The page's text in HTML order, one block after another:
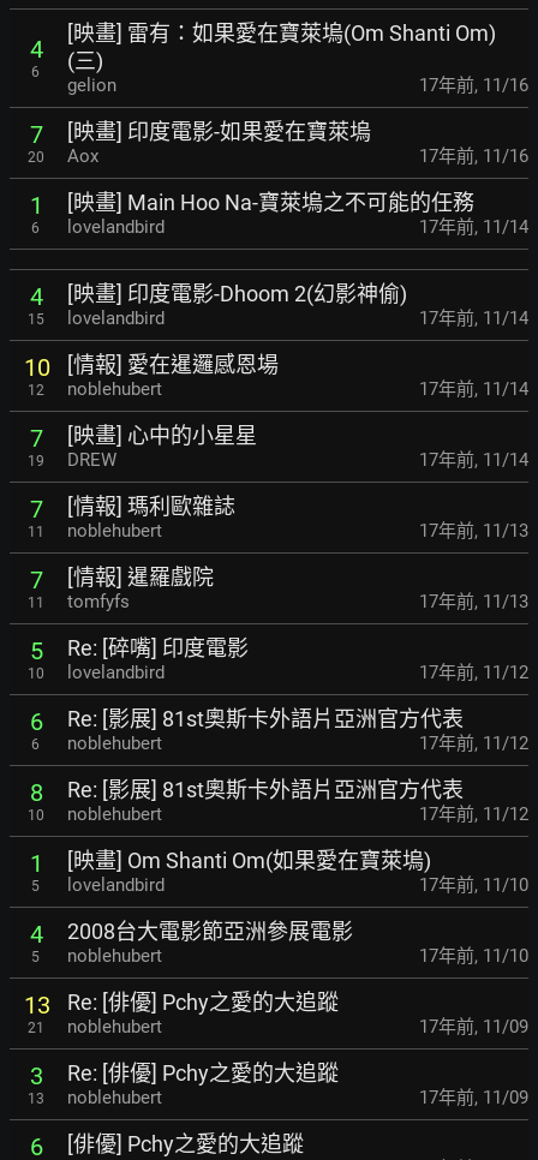
4
6
[映畫] 雷有：如果愛在寶萊塢(Om Shanti Om)
(三)
gelion 17年前, 11/16
7
20
[映畫] 印度電影-如果愛在寶萊塢
Aox 17年前, 11/16
1
6
[映畫] Main Hoo Na-寶萊塢之不可能的任務
lovelandbird 17年前, 11/14
4
15
[映畫] 印度電影-Dhoom 2(幻影神偷)
lovelandbird 17年前, 11/14
10
12
[情報] 愛在暹邏感恩場
noblehubert 17年前, 11/14
7
19
[映畫] 心中的小星星
DREW 17年前, 11/14
7
11
[情報] 瑪利歐雜誌
noblehubert 17年前, 11/13
7
11
[情報] 暹羅戲院
tomfyfs 17年前, 11/13
5
10
Re: [碎嘴] 印度電影
lovelandbird 17年前, 11/12
6
6
Re: [影展] 81st奧斯卡外語片亞洲官方代表
noblehubert 17年前, 11/12
8
10
Re: [影展] 81st奧斯卡外語片亞洲官方代表
noblehubert 17年前, 11/12
1
5
[映畫] Om Shanti Om(如果愛在寶萊塢)
lovelandbird 17年前, 11/10
4
5
2008台大電影節亞洲參展電影
noblehubert 17年前, 11/10
13
21
Re: [俳優] Pchy之愛的大追蹤
noblehubert 17年前, 11/09
3
13
Re: [俳優] Pchy之愛的大追蹤
noblehubert 17年前, 11/09
6 [俳優] Pchy之愛的大追蹤